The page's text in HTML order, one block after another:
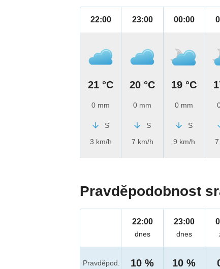
22:00
21 °C
0 mm
S
3 km/h
23:00
20 °C
0 mm
S
7 km/h
00:00
19 °C
0 mm
S
9 km/h
Pravděpodobnost
Pravděpod.
22:00
dnes
10 %
23:00
dnes
10 %